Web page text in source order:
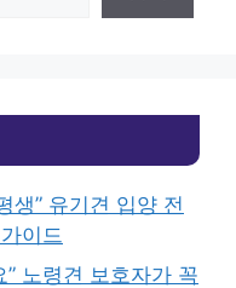
생” 유기견 입양 전
이드
노령견 보호자가 꼭